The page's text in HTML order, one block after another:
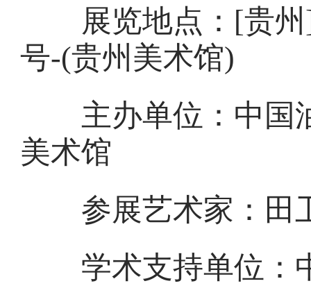
展览地点：[贵州]-
号-(贵州美术馆)
主办单位：中国
美术馆
参展艺术家：田
学术支持单位：